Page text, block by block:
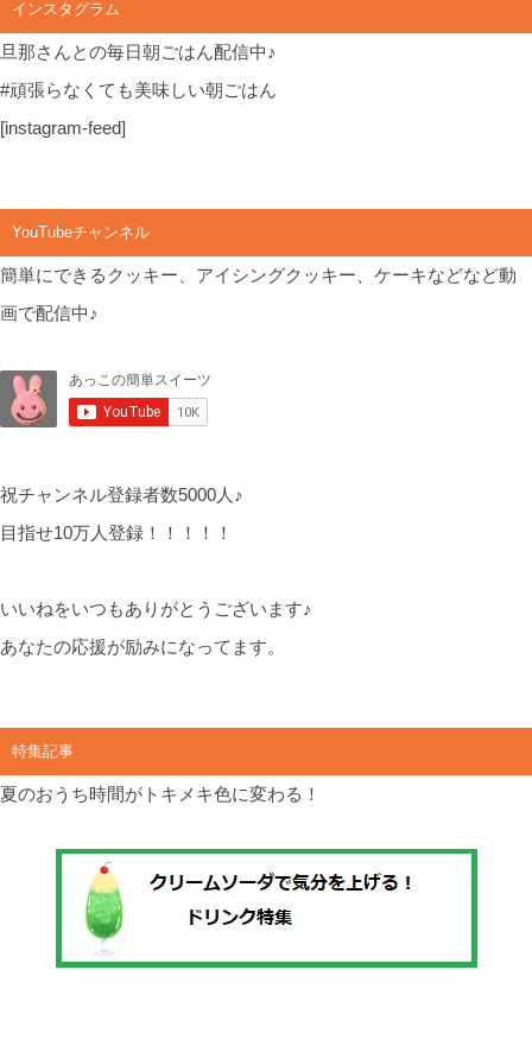
インスタグラム
旦那さんとの毎日朝ごはん配信中♪
#頑張らなくても美味しい朝ごはん
[instagram-feed]
YouTubeチャンネル
簡単にできるクッキー、アイシングクッキー、ケーキなどなど動
画で配信中♪
祝チャンネル登録者数5000人♪
目指せ10万人登録！！！！！
いいねをいつもありがとうございます♪
あなたの応援が励みになってます。
特集記事
夏のおうち時間がトキメキ色に変わる！